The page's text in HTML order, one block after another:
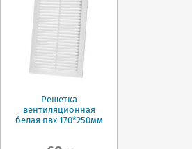
Решетка
вентиляционная
белая пвх 170*250мм